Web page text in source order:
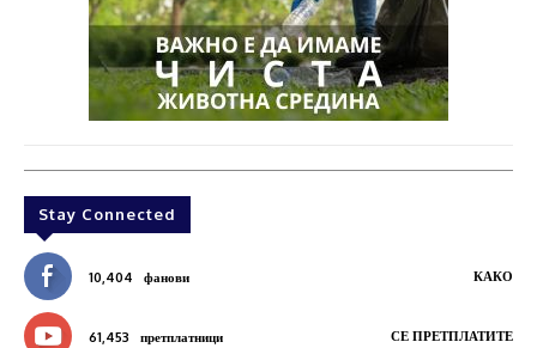
Stay Connected
10,404 фанови КАКО
61,453 претплатници СЕ ПРЕТПЛАТИТЕ